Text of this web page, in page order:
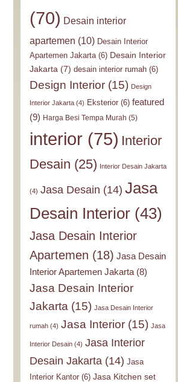
(70) Desain interior
apartemen (10) Desain Interior
Apartemen Jakarta(6) Desain Interior
Jakarta (7) desain interior rumah(6)
Design Interior(15) Design
Interior Jakarta(4) Eksterior(6) featured
(9) Harga Besi Tempa Murah (5)
interior(75) Interior
Desain (25) Interior Desain Jakarta
(4) Jasa Desain (14) Jasa
Desain Interior(43)
Jasa Desain Interior
Apartemen (18) Jasa Desain
Interior Apartemen Jakarta(8)
Jasa Desain Interior
Jakarta (15) Jasa Desain Interior
rumah(4) Jasa Interior(15) Jasa
Interior Desain(4) Jasa Interior
Desain Jakarta (14) Jasa
Interior Kantor(6) Jasa Kitchen set